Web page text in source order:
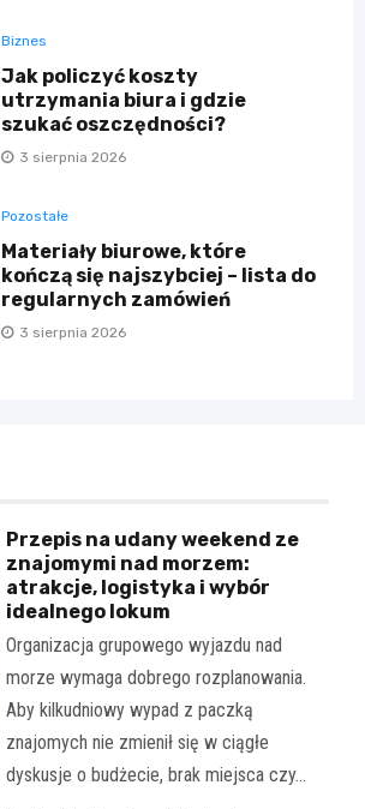
Biznes
Jak policzyć koszty
utrzymania biura i gdzie
szukać oszczędności?
3 sierpnia 2026
Pozostałe
Materiały biurowe, które
kończą się najszybciej – lista do
regularnych zamówień
3 sierpnia 2026
Przepis na udany weekend ze
znajomymi nad morzem:
atrakcje, logistyka i wybór
idealnego lokum
Organizacja grupowego wyjazdu nad
morze wymaga dobrego rozplanowania.
Aby kilkudniowy wypad z paczką
znajomych nie zmienił się w ciągłe
dyskusje o budżecie, brak miejsca czy…